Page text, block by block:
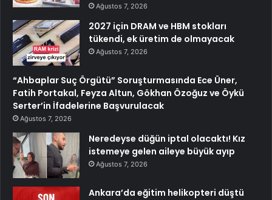
Ağustos 7, 2026
2027 için DRAM ve HBM stokları
tükendi, ek üretim de olmayacak
Ağustos 7, 2026
“Ahbaplar Suç Örgütü” Soruşturmasında Ece Üner,
Fatih Portakal, Feyza Altun, Gökhan Özoğuz ve Öykü
Serter’in İfadelerine Başvurulacak
Ağustos 7, 2026
Neredeyse düğün iptal olacaktı! Kız
istemeye gelen aileye büyük ayıp
Ağustos 7, 2026
Ankara’da eğitim helikopteri düştü